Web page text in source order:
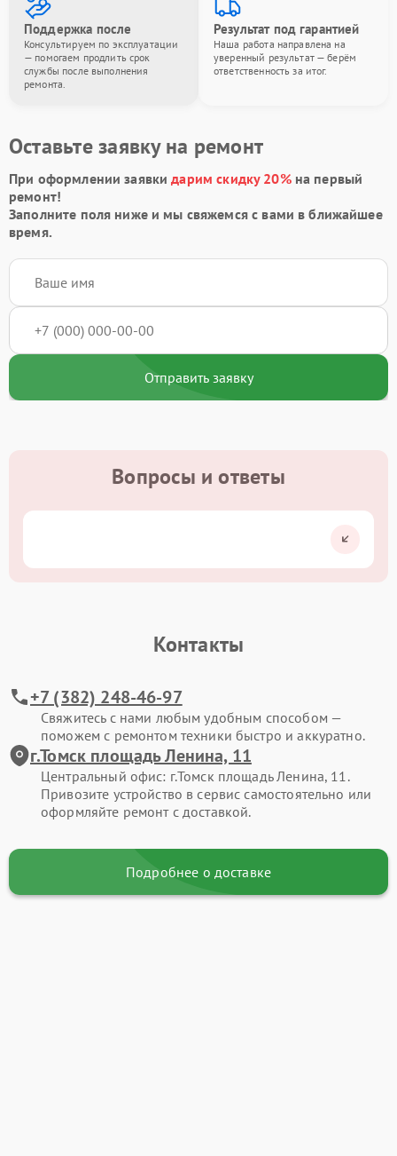
Поддержка после
Консультируем по эксплуатации
— помогаем продлить срок
службы после выполнения
ремонта.
Результат под гарантией
Наша работа направлена на
уверенный результат — берём
ответственность за итог.
Оставьте заявку на ремонт
При оформлении заявкидарим скидку 20%на первый
ремонт!
Заполните поля ниже и мы свяжемся с вами в ближайшее
время.
Отправить заявку
Вопросы и ответы
Контакты
+7 (382) 248-46-97
Свяжитесь с нами любым удобным способом —
поможем с ремонтом техники быстро и аккуратно.
г.Томск площадь Ленина, 11
Центральный офис: г.Томск площадь Ленина, 11.
Привозите устройство в сервис самостоятельно или
оформляйте ремонт с доставкой.
Подробнее о доставке